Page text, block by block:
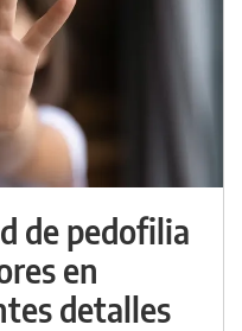
de pedofilia
en
detalles